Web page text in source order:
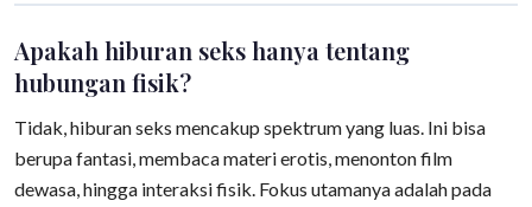
Apakah hiburan seks hanya tentang
hubungan fisik?
Tidak, hiburan seks mencakup spektrum yang luas. Ini bisa
berupa fantasi, membaca materi erotis, menonton film
dewasa, hingga interaksi fisik. Fokus utamanya adalah pada